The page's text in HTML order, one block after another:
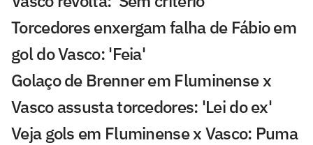
Torcedores enxergam falha de Fábio em
gol do Vasco: 'Feia'
Golaço de Brenner em Fluminense x
Vasco assusta torcedores: 'Lei do ex'
Veja gols em Fluminense x Vasco: Puma